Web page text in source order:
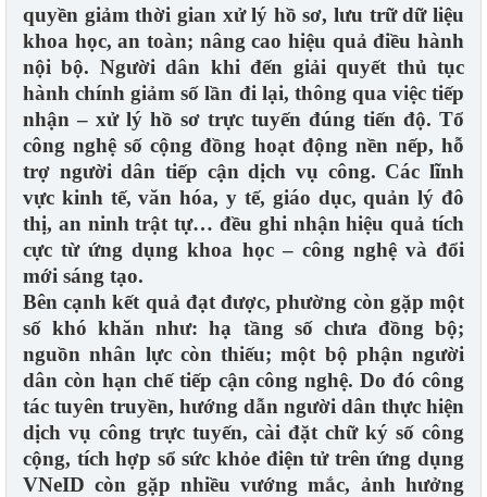
quyền giảm thời gian xử lý hồ sơ, lưu trữ dữ liệu
khoa học, an toàn; nâng cao hiệu quả điều hành
nội bộ. Người dân khi đến giải quyết thủ tục
hành chính giảm số lần đi lại, thông qua việc tiếp
nhận – xử lý hồ sơ trực tuyến đúng tiến độ. Tổ
công nghệ số cộng đồng hoạt động nền nếp, hỗ
trợ người dân tiếp cận dịch vụ công. Các lĩnh
vực kinh tế, văn hóa, y tế, giáo dục, quản lý đô
thị, an ninh trật tự… đều ghi nhận hiệu quả tích
cực từ ứng dụng khoa học – công nghệ và đổi
mới sáng tạo.
Bên cạnh kết quả đạt được, phường còn gặp một
số khó khăn như: hạ tầng số chưa đồng bộ;
nguồn nhân lực còn thiếu; một bộ phận người
dân còn hạn chế tiếp cận công nghệ. Do đó công
tác tuyên truyền, hướng dẫn người dân thực hiện
dịch vụ công trực tuyến, cài đặt chữ ký số công
cộng, tích hợp sổ sức khỏe điện tử trên ứng dụng
VNeID còn gặp nhiều vướng mắc, ảnh hưởng